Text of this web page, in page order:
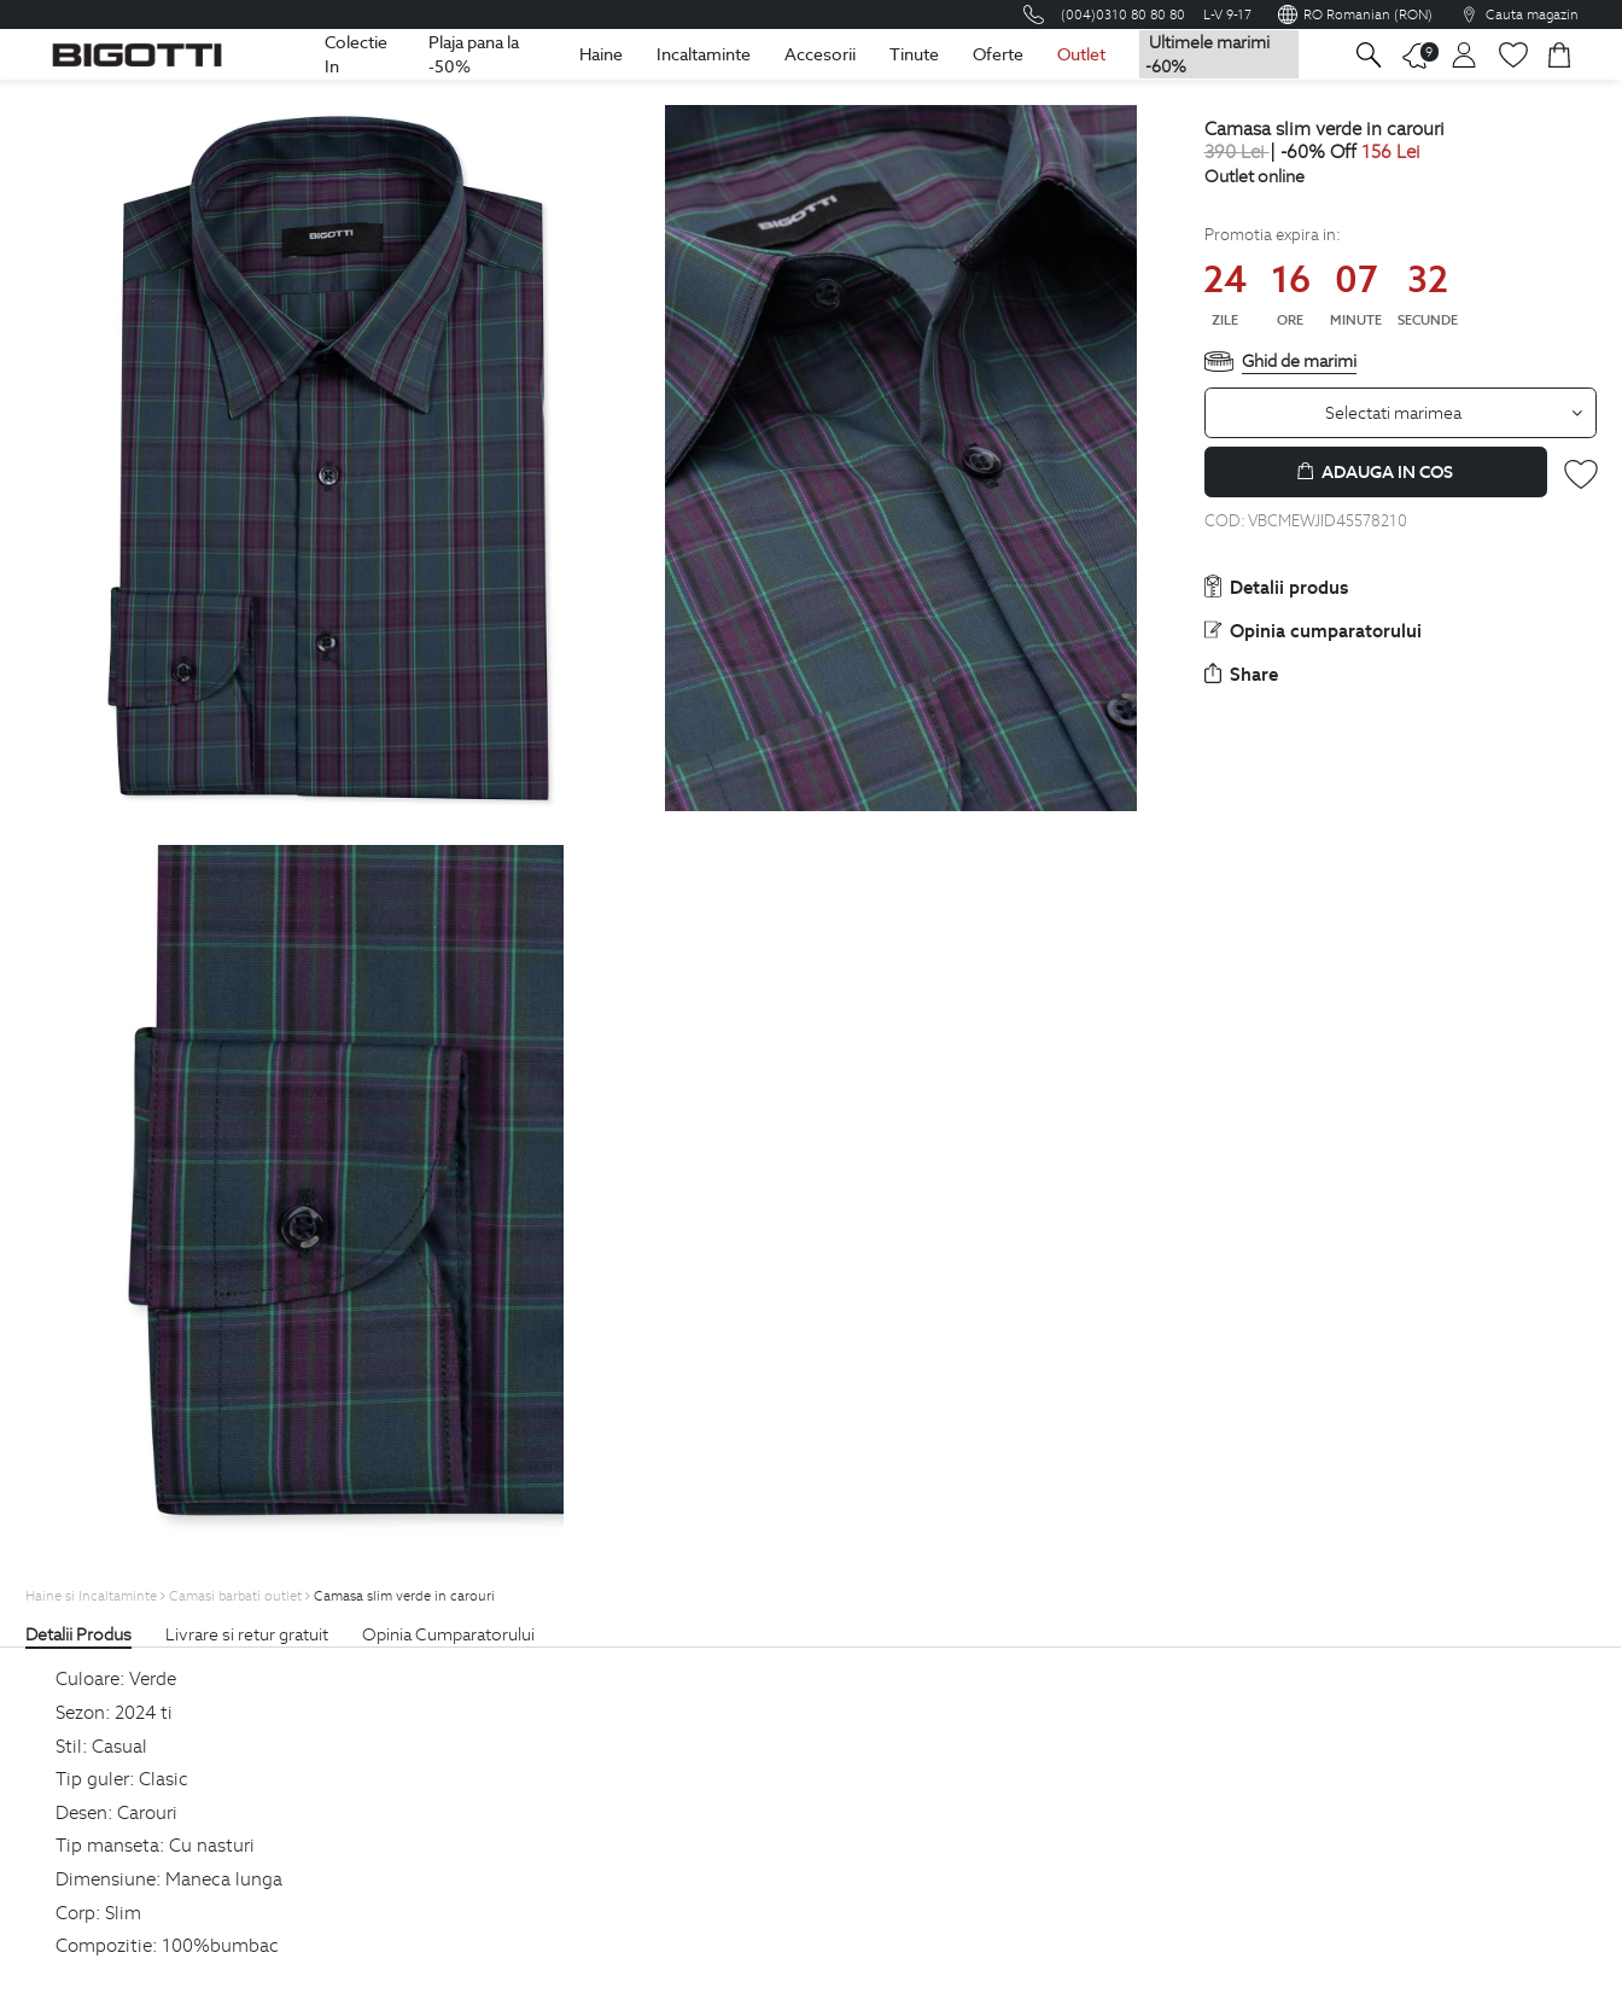
(004)0310 80 80 80 L-V 9-17 RO Romanian (RON) Cauta magazin
Colectie
In
Plaja pana la
-50%
Haine Incaltaminte Accesorii Tinute Oferte Outlet
Ultimele marimi
-60%
9
Romania Romana
camasa slim verde in carouri
390Lei| -60% Off 156 Lei
Outlet online
Promotia expira in:
24
ZILE
16
ORE
07
MINUTE
31
SECUNDE
Ghid de marimi
Selectati marimea
ADAUGA IN COS
COD:VBCMEWJID45578210
Detalii produs
Opinia cumparatorului
Share
Haine si Incaltaminte Camasi barbati outlet Camasa slim verde in carouri
Detalii Produs Livrare si retur gratuit Opinia Cumparatorului
Culoare: Verde
Sezon: 2024 ti
Stil: Casual
Tip guler: Clasic
Desen: Carouri
Tip manseta: Cu nasturi
Dimensiune: Maneca lunga
Corp: Slim
Compozitie: 100%bumbac